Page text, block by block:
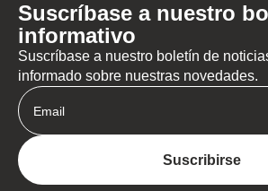
Suscríbase a nuestro
informativo
Suscríbase a nuestro boletín de
informado sobre nuestras novedades.